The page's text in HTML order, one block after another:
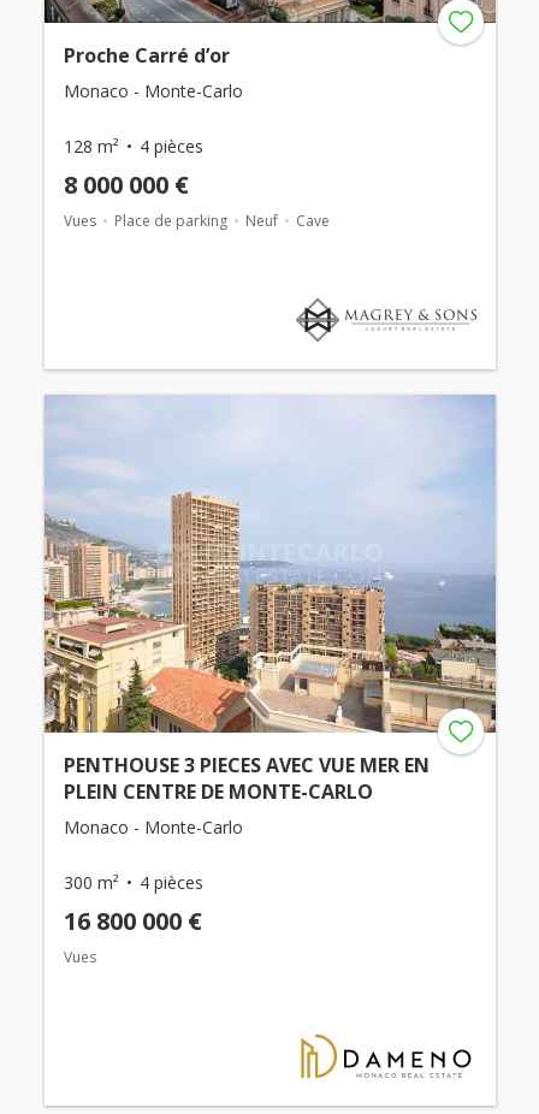
Proche Carré d’or
Monaco - Monte-Carlo
128 m² 4 pièces
8 000 000 €
Vues Place de parking Neuf Cave
PENTHOUSE 3 PIECES AVEC VUE MER EN
PLEIN CENTRE DE MONTE-CARLO
Monaco - Monte-Carlo
300 m² 4 pièces
16 800 000 €
Vues